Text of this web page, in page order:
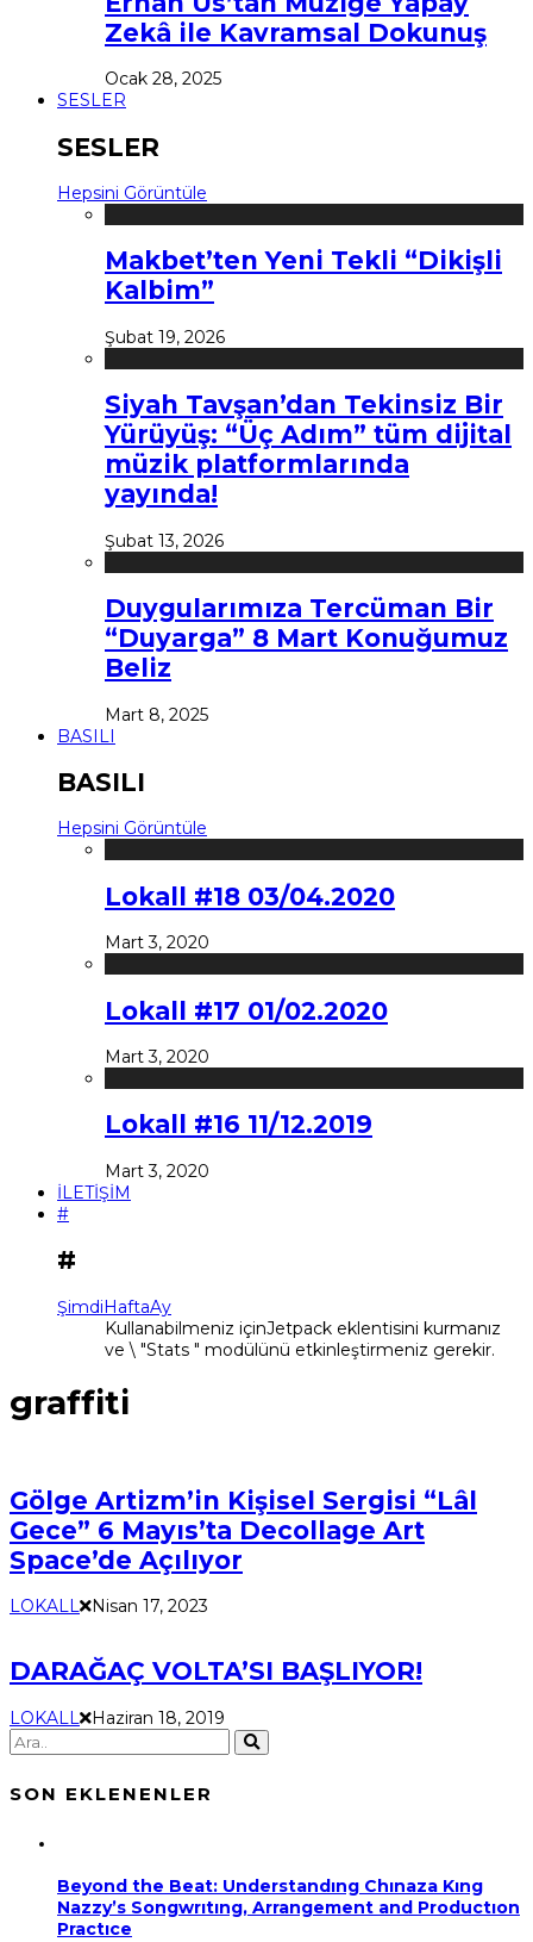
Zekâ ile Kavramsal Dokunuş
Ocak 28, 2025
SESLER
SESLER
Hepsini Görüntüle
Makbet’ten Yeni Tekli “Dikişli
Kalbim”
Şubat 19, 2026
Siyah Tavşan’dan Tekinsiz Bir
Yürüyüş: “Üç Adım” tüm dijital
müzik platformlarında
yayında!
Şubat 13, 2026
Duygularımıza Tercüman Bir
“Duyarga” 8 Mart Konuğumuz
Beliz
Mart 8, 2025
BASILI
BASILI
Hepsini Görüntüle
Lokall #18 03/04.2020
Mart 3, 2020
Lokall #17 01/02.2020
Mart 3, 2020
Lokall #16 11/12.2019
Mart 3, 2020
İLETİŞİM
#
#
ŞimdiHaftaAy
Kullanabilmeniz içinJetpack eklentisini kurmanız
ve \ "Stats " modülünü etkinleştirmeniz gerekir.
graffiti
Gölge Artizm’in Kişisel Sergisi “Lâl
Gece” 6 Mayıs’ta Decollage Art
Space’de Açılıyor
LOKALL Nisan 17, 2023
DARAĞAÇ VOLTA’SI BAŞLIYOR!
LOKALL Haziran 18, 2019
SON EKLENENLER
Beyond the Beat: Understandıng Chınaza Kıng
Nazzy’s Songwrıtıng, Arrangement and Productıon
Practıce